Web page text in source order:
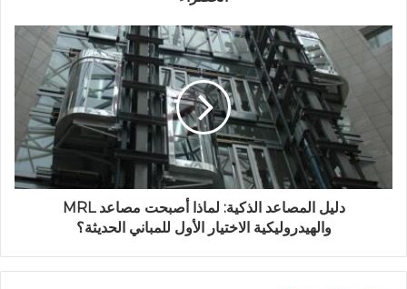
دليل المصاعد الذكية: لماذا أصبحت مصاعد MRL
والهيدروليكية الاختيار الأول للمباني الحديثة؟